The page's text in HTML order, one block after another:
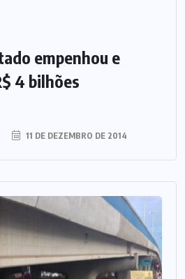
empenhou e
4 bilhões
11 DE DEZEMBRO DE 2014